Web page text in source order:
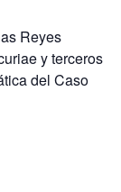
Reyes
y terceros
del Caso